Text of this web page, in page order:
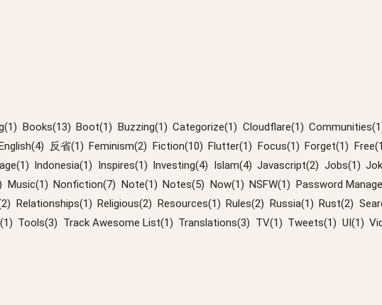
Books(13) Boot(1) Buzzing(1) Categorize(1) Cloudflare(1)
反省(1) Feminism(2) Fiction(10) Flutter(1) Focus(1) Forget(1)
Indonesia(1) Inspires(1) Investing(4) Islam(4) Javascript(2) Jobs(1)
Music(1) Nonfiction(7) Note(1) Notes(5) Now(1) NSFW(1) Password
Relationships(1) Religious(2) Resources(1) Rules(2) Russia(1) Rust(2)
Tools(3) Track Awesome List(1) Translations(3) TV(1) Tweets(1) UI(1)